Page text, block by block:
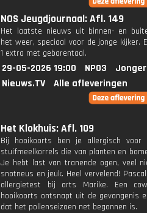
NOS Jeugdjournaal: Afl. 149
Het laatste nieuws uit binnen- en
het weer, speciaal voor de jonge kijker.
1 extra met gebarentaal.
29-05-2026 19:00 NPO3
Nieuws.TV
Alle afleveringen
Het Klokhuis: Afl. 109
Bij hooikoorts ben je allergisch voor
stuifmeelkorrels die van planten en
Je hebt last van tranende ogen, veel
snotneus en jeuk. Heel vervelend!
allergietest bij arts Marike. Een
hooikoorts ontsnapt uit de gevangenis
dat het pollenseizoen net begonnen is.